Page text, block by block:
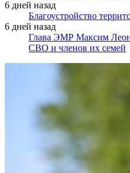
6 дней назад
Благоустройство
6 дней назад
Глава ЭМР Максим
СВО и членов их семей